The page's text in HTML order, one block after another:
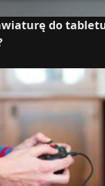
do